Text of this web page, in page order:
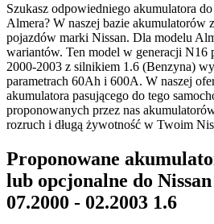
Szukasz odpowiedniego akumulatora
Almera? W naszej bazie akumulatorów
pojazdów marki Nissan. Dla modelu
wariantów. Ten model w generacji N16
2000-2003 z silnikiem 1.6 (Benzyna)
parametrach 60Ah i 600A. W naszej
akumulatora pasującego do tego
proponowanych przez nas
rozruch i długą żywotność w Twoim
Proponowane
lub opcjonalne do
07.2000 - 02.2003 1.6